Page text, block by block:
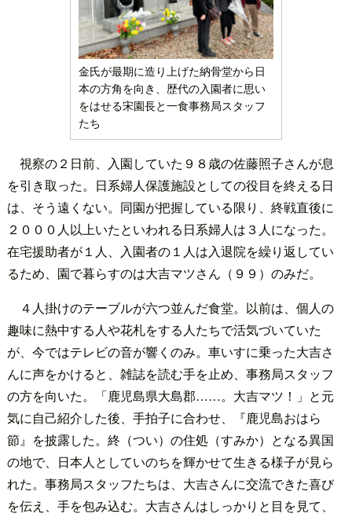
金氏が最期に造り上げた納骨堂から日
本の方角を向き、歴代の入園者に思い
をはせる宋園長と一食事務局スタッフ
たち
視察の２日前、入園していた９８歳の佐藤照子さんが息
を引き取った。日系婦人保護施設としての役目を終える日
は、そう遠くない。同園が把握している限り、終戦直後に
２０００人以上いたといわれる日系婦人は３人になった。
在宅援助者が１人、入園者の１人は入退院を繰り返してい
るため、園で暮らすのは大吉マツさん（９９）のみだ。
４人掛けのテーブルが六つ並んだ食堂。以前は、個人の
趣味に熱中する人や花札をする人たちで活気づいていた
が、今ではテレビの音が響くのみ。車いすに乗った大吉さ
んに声をかけると、雑誌を読む手を止め、事務局スタッフ
の方を向いた。「鹿児島県大島郡……。大吉マツ！」と元
気に自己紹介した後、手拍子に合わせ、『鹿児島おはら
節』を披露した。終（つい）の住処（すみか）となる異国
の地で、日本人としていのちを輝かせて生きる様子が見ら
れた。事務局スタッフたちは、大吉さんに交流できた喜び
を伝え、手を包み込む。大吉さんはしっかりと目を見て、